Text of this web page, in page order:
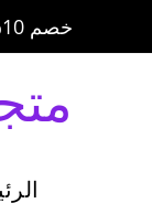
خصم 10% كود الخصم : متجر رباب نت 10 ....... خصم 20% كود الخصم : متجر رباب نت 20